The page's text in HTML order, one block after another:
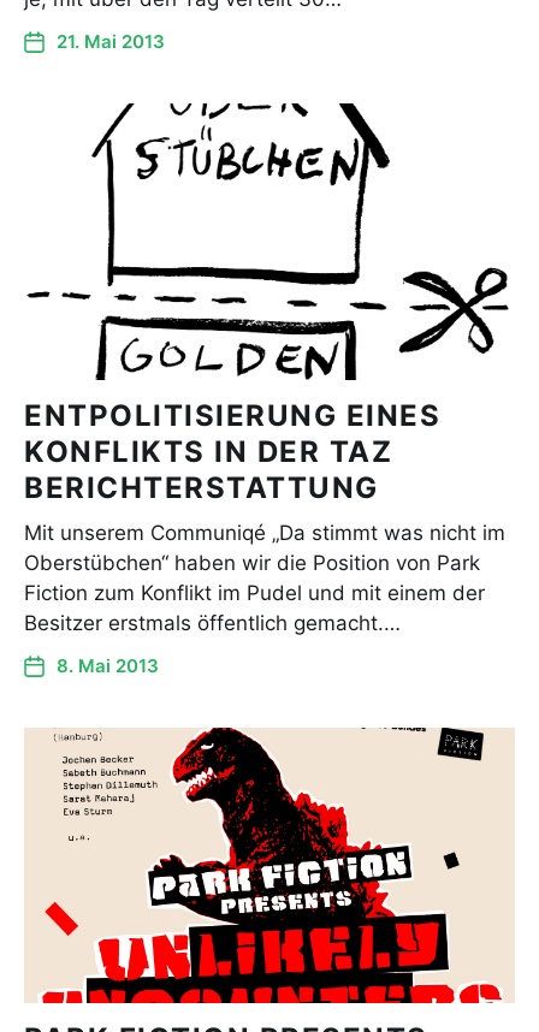
21. Mai 2013
ENTPOLITISIERUNG EINES
KONFLIKTS IN DER TAZ
BERICHTERSTATTUNG
Mit unserem Communiqé „Da stimmt was nicht im
Oberstübchen“ haben wir die Position von Park
Fiction zum Konflikt im Pudel und mit einem der
Besitzer erstmals öffentlich gemacht.…
8. Mai 2013